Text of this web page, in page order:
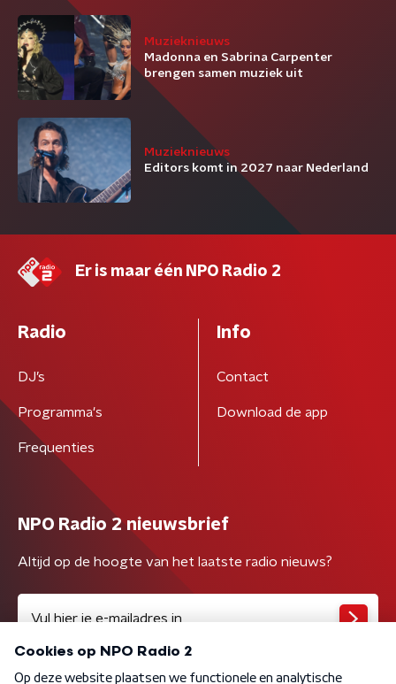
Muzieknieuws
Madonna en Sabrina Carpenter
brengen samen muziek uit
Muzieknieuws
Editors komt in 2027 naar Nederland
Er is maar één NPO Radio 2
Radio
DJ’s
Programma's
Frequenties
Info
Contact
Download de app
NPO Radio 2 nieuwsbrief
Altijd op de hoogte van het laatste radio nieuws?